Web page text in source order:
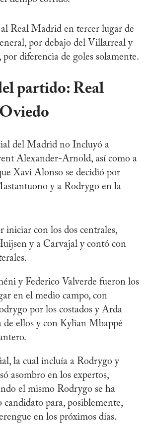
Real Madrid en tercer lugar de
por debajo del Villarreal y
diferencia de goles solamente.
partido: Real
del Madrid no Incluyó a
Alexander-Arnold, así como a
Xavi Alonso se decidió por
y a Rodrygo en la
iniciar con los dos centrales,
y a Carvajal y contó con
y Federico Valverde fueron los
en el medio campo, con
por los costados y Arda
de ellos y con Kylian Mbappé
la cual incluía a Rodrygo y
asombro en los expertos,
el mismo Rodrygo se ha
candidato para, posiblemente,
en los próximos días.